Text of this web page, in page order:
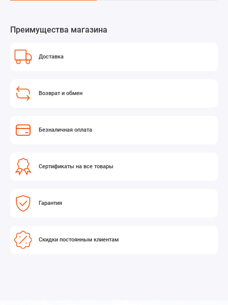
Преимущества магазина
Доставка
Возврат и обмен
Безналичная оплата
Сертификаты на все товары
Гарантия
Скидки постоянным клиентам